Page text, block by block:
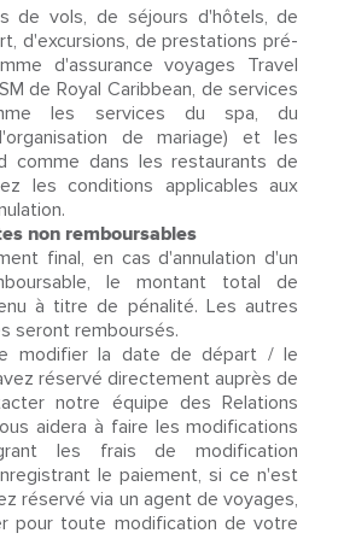
de vols, de séjours d'hôtels, de
d'excursions, de prestations pré-
d'assurance voyages Travel
de Royal Caribbean, de services
les services du spa, du
de mariage) et les
comme dans les restaurants de
les conditions applicables aux
non remboursables
final, en cas d'annulation d'un
le montant total de
à titre de pénalité. Les autres
seront remboursés.
modifier la date de départ / le
réservé directement auprès de
notre équipe des Relations
aidera à faire les modifications
les frais de modification
le paiement, si ce n'est
réservé via un agent de voyages,
pour toute modification de votre